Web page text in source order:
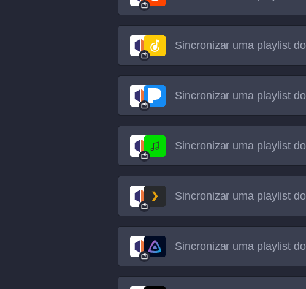
Sincronizar uma playlist do
Sincronizar uma playlist do
Sincronizar uma playlist do
Sincronizar uma playlist do
Sincronizar uma playlist do